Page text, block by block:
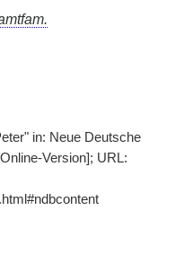
in: Neue Deutsche
Version]; URL: